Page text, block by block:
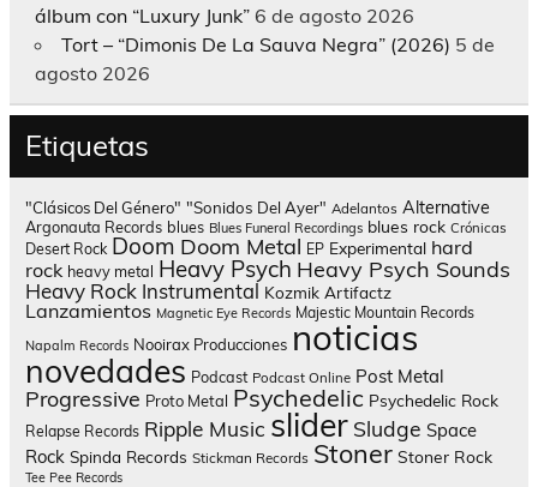
álbum con “Luxury Junk” 6 de agosto 2026
Tort – “Dimonis De La Sauva Negra” (2026) 5 de
agosto 2026
Etiquetas
"Clásicos Del Género" "Sonidos Del Ayer" Adelantos Alternative
Argonauta Records blues Blues Funeral Recordings blues rock Crónicas
Desert Rock Doom Doom Metal EP Experimental hard
rock heavy metal Heavy Psych Heavy Psych Sounds
Heavy Rock Instrumental Kozmik Artifactz
Lanzamientos Magnetic Eye Records Majestic Mountain Records
Napalm Records Nooirax Producciones noticias
novedades Podcast Podcast Online Post Metal
Progressive Proto Metal Psychedelic Psychedelic Rock
Relapse Records Ripple Music slider Sludge Space
Rock Spinda Records Stickman Records Stoner Stoner Rock
Tee Pee Records